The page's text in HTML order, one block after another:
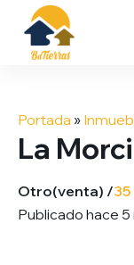
contenido
Portada »
La
Otro(venta) /
Publicado hace